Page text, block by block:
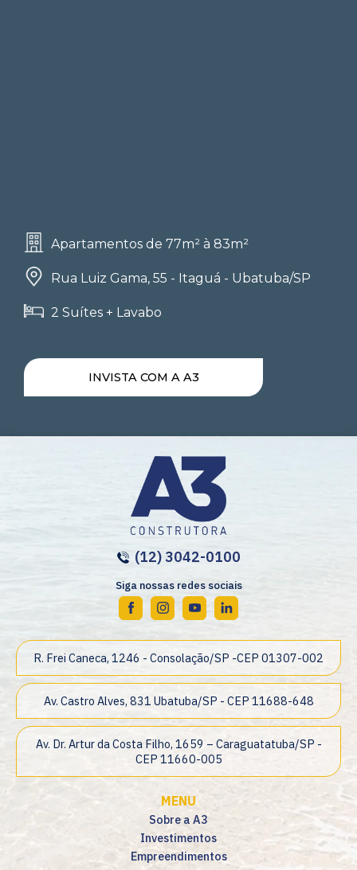
Apartamentos de 77m² à 83m²
Rua Luiz Gama, 55 - Itaguá - Ubatuba/SP
2 Suítes + Lavabo
INVISTA COM A A3
(12) 3042-0100
Siga nossas redes sociais
R. Frei Caneca, 1246 - Consolação/SP -CEP 01307-002
Av. Castro Alves, 831 Ubatuba/SP - CEP 11688-648
Av. Dr. Artur da Costa Filho, 1659 – Caraguatatuba/SP -
CEP 11660-005
MENU
Sobre a A3
Investimentos
Empreendimentos